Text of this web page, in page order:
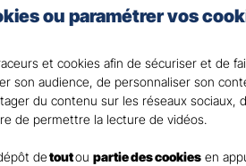
d’emprunt déjà souscrit ou à
ou paramétrer vos
et cookies afin de sécuriser et de
son audience, de personnaliser son
du contenu sur les réseaux sociaux,
de permettre la lecture de vidéos.
detoutou partie des cookies en